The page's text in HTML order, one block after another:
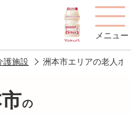
メニュー
護施設 洲本市エリアの老人ホ
の